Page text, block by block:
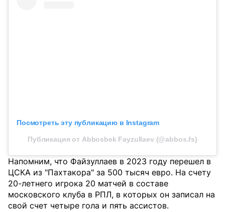
Посмотреть эту публикацию в Instagram
Публикация от Abbosbek Fayzullaev (@abbos.fs)
Напомним, что Файзуллаев в 2023 году перешел в
ЦСКА из "Пахтакора" за 500 тысяч евро. На счету
20-летнего игрока 20 матчей в составе
московского клуба в РПЛ, в которых он записал на
свой счет четыре гола и пять ассистов.